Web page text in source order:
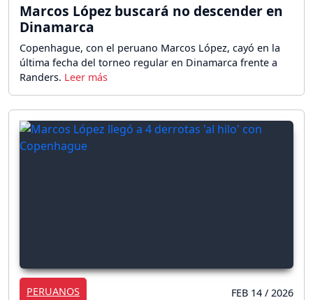
Marcos López buscará no descender en
Dinamarca
Copenhague, con el peruano Marcos López, cayó en la
última fecha del torneo regular en Dinamarca frente a
Randers.
PERUANOS FEB 14 / 2026